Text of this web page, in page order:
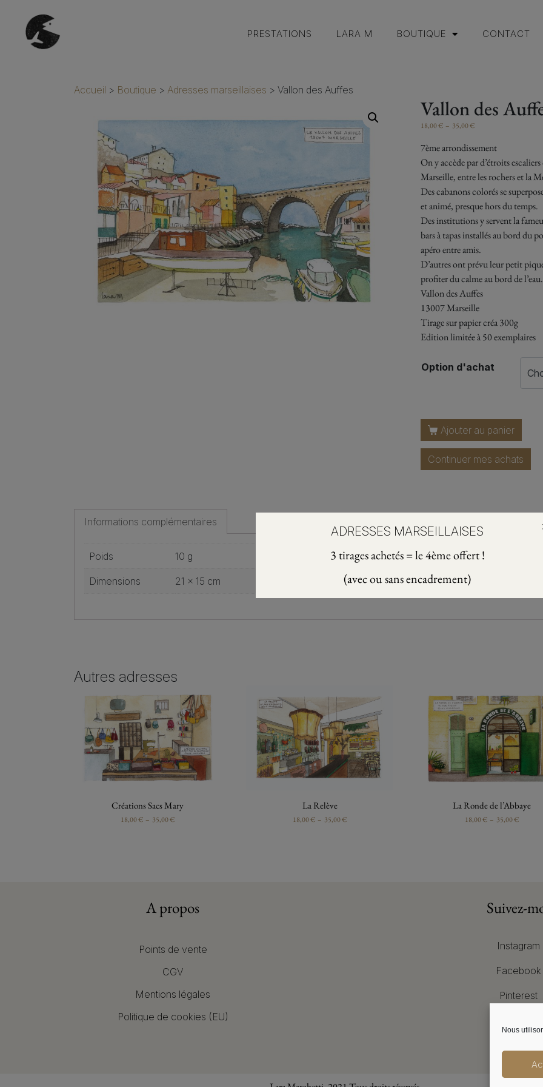
Nous
PRESTATIONS LARA M BOUTIQUE CONTACT
Accueil > Boutique > Adresses marseillaises > Vallon des Auffes
Vallon des
18,00€ – 35,00€
7ème arrondissement
On y accède par d’étroits
Marseille, entre les rochers et la
Des cabanons colorés se
et animé, presque hors du temps.
Des institutions y servent la
bars à tapas installés au bord du
apéro entre amis.
D’autres ont prévu leur petit
profiter du calme au bord de l’eau.
Vallon des Auffes
13007 Marseille
Tirage sur papier créa 300g
Edition limitée à 50 exemplaires
Option d'achat
Ajouter au panier
Continuer mes achats
Informations complémentaires
Poids 10 g
Dimensions 21 × 15 cm
Autres adresses
Créations Sacs Mary
18,00€ – 35,00€
La Relève
18,00€ – 35,00€
La Ronde de l’Abbaye
18,00€ – 35,00€
A propos
Points de vente
CGV
Mentions légales
Politique de cookies (EU)
Suivez-
Instagram
Facebook
Pinterest
ADRESSES MARSEILLAISES
3 tirages achetés = le 4ème offert !
(avec ou sans encadrement)